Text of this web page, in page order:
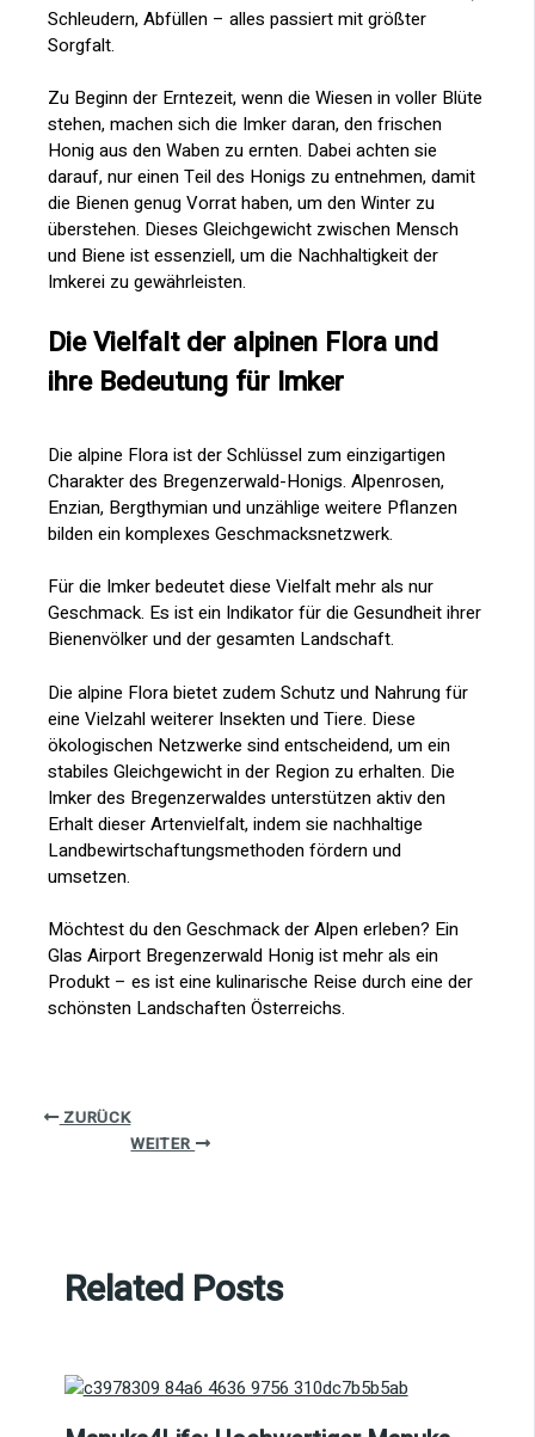
Schleudern, Abfüllen – alles passiert mit größter
Sorgfalt.
Zu Beginn der Erntezeit, wenn die Wiesen in voller Blüte
stehen, machen sich die Imker daran, den frischen
Honig aus den Waben zu ernten. Dabei achten sie
darauf, nur einen Teil des Honigs zu entnehmen, damit
die Bienen genug Vorrat haben, um den Winter zu
überstehen. Dieses Gleichgewicht zwischen Mensch
und Biene ist essenziell, um die Nachhaltigkeit der
Imkerei zu gewährleisten.
Die Vielfalt der alpinen Flora und
ihre Bedeutung für Imker
Die alpine Flora ist der Schlüssel zum einzigartigen
Charakter des Bregenzerwald-Honigs. Alpenrosen,
Enzian, Bergthymian und unzählige weitere Pflanzen
bilden ein komplexes Geschmacksnetzwerk.
Für die Imker bedeutet diese Vielfalt mehr als nur
Geschmack. Es ist ein Indikator für die Gesundheit ihrer
Bienenvölker und der gesamten Landschaft.
Die alpine Flora bietet zudem Schutz und Nahrung für
eine Vielzahl weiterer Insekten und Tiere. Diese
ökologischen Netzwerke sind entscheidend, um ein
stabiles Gleichgewicht in der Region zu erhalten. Die
Imker des Bregenzerwaldes unterstützen aktiv den
Erhalt dieser Artenvielfalt, indem sie nachhaltige
Landbewirtschaftungsmethoden fördern und
umsetzen.
Möchtest du den Geschmack der Alpen erleben? Ein
Glas Airport Bregenzerwald Honig ist mehr als ein
Produkt – es ist eine kulinarische Reise durch eine der
schönsten Landschaften Österreichs.
ZURÜCK
WEITER
Related Posts